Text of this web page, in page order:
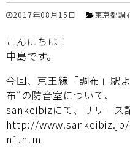
2017年08月15日 東京都調
こんにちは！
中島です。
今回、京王線「調布」駅
布”の防音室について、
sankeibizにて、リリース
http://
n1.htm